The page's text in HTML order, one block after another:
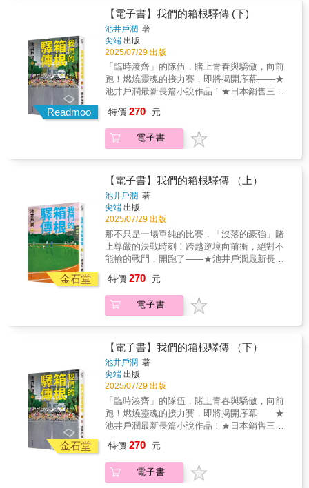
笑。但是小說就是那個讓你從日常中沉澱下
來，好好地看著，因此看出生活裂縫的契機。
──作家｜張嘉真 平凡的日子，平凡的人們。看
似平凡無奇的人生，卻蘊涵著眾多細膩轉折。
奇妙的是，生命轉彎的時刻，未必驚心動魄，
可能只是暗潮洶湧； 但身處漩渦核心的你，心
下分明，眼見命運越過分水嶺，往不可逆方向
如戲的人生嗎？ 你也曾經打開記事本，卻寫不
出心中那些幽微起伏的情緒嗎？ 這就是需要小
說家的時刻&mdash;&mdash;請讓井上荒野為
你記錄心情顫動的瞬間吧。──作家｜許菁芳 太
與曙光。 電烤盤、鑄鐵鍋、菜瓜布、銹鐵釘
&mdash;&mdash;這些尋常的食器與道具，在
她筆下成為人與自己、人與人之間彼此釋懷的
媒介。 書中的每一篇短篇小說都輕聲細語地訴
說，我們在每一段關係中可能遭遇的遺憾或緊
張； 然而，她總能在故事的最後，讓角色也讓
讀者看見溫柔的轉向。 那些不張揚的理解與放
下，成為日常裡最可貴的光，令讀者心中充滿
和解後的暖意，願意以善意與柔軟，回身看待
堆疊的不是灰塵，是各自的人生厚度， 難以釐
清的情感，真的不是一句斷捨離可以了結！──
作家｜潘家欣
突然找上門來……我之所以知情，是因為我在
現場。距離正午還有十三分鐘。再過十三分
鐘，故事就開始了。｜得獎紀錄｜ ◆東山
彰良得獎紀錄 第153回直木獎 日本文學
獎三冠達成──第34屆織田作之助獎、第69屆讀
賣文學獎、第3屆渡邊淳一文學獎 第11屆中
央公論文藝獎 第11回大藪春彥獎 第1回
「這本推理小說了不起！」大獎銀獎、讀者獎
離接力賽。明誠大學曾經是連續拿下箱根驛傳
冠軍的名校，如今卻成為他人口中「沒落的豪
強」。已經連續兩年無緣晉級決賽，對即將畢
業的主將青葉隼斗來說，十月的預賽將是他最
後的機會。隼斗身上有著「不能輸」的責任，
他必須帶領隊伍突破困境，然而，受傷的腿腳
竟然在關鍵時刻隱隱作痛……隼斗和明誠大學
有辦法跑上那條箱根之路嗎？
動百萬人的熱血作品，廣大讀者好評迴響！
「讓出社會後的我，拾起曾經遺忘的某個自
己。」（20歲男性）「感動到痛哭，一口氣讀
完，真的太棒了！」（40歲女性）「已經很久
沒因為一本書而流淚了。」（50歲男性）「當
人生快要放棄時，這本書值得一讀——新的傑
作誕生了！」（60歲男性）
Readmoo
【電子書】我們的箱根驛傳 (下)
池井戶潤 著
尖端 出版
2025/07/29 出版
「臨時湊齊」的隊伍，賭上青春與驕傲，向前
跑！燃燒靈魂的接力賽，即將揭開序幕——★
池井戶潤最新長篇小說作品！★日本銷售三個
★2024年日本亞馬遜類型小說（社會）銷售排
行第一名！
先生，竟在賽前病發入院，失去主播的消息讓
電視臺一度陷入混亂，直到「他」的出現？在
此同時，由落敗學校的主將們組成的敗部復活
陪跑隊——「關東學生連合隊」，今年竟也出
現一位想帶領隊伍，打破過往枷鎖的總教
練……？「我們的目標是——拿下等同前三名
的成績！」聞所未聞、超出過往標準的目標，
不光影響了這些敗部復活隊的學生們，也讓過
去的對手以及媒體遭逢前所未有的衝擊——賭
傳！
們的箱根驛傳》上下部曲，同步熱血上市！感
動百萬人的熱血作品，廣大讀者好評迴響！
「讓出社會後的我，拾起曾經遺忘的某個自
己。」（30歲男性）「感動到痛哭，一口氣讀
完，真的太棒了！」（40歲女性）「已經很久
沒因為一本書而流淚了。」（50歲男性）「當
人生快要放棄時，這本書值得一讀——新的傑
作誕生了！」（60歲男性）
特價 270 元
電子書
金石堂
【電子書】我們的箱根驛傳 （上）
池井戶潤 著
尖端 出版
2025/07/29 出版
那不只是一場單純的比賽，「沒落的豪強」賭
上尊嚴的決戰時刻！跨越逆境向前衝，絕對不
能輸的戰鬥，開跑了——★池井戶潤最新長篇
狂掃各大書店排行榜！★2024年日本亞馬遜類
型小說（社會）銷售排行第一名！
離接力賽。明誠大學曾經是連續拿下箱根驛傳
冠軍的名校，如今卻成為他人口中「沒落的豪
強」。已經連續兩年無緣晉級決賽，對即將畢
業的主將青葉隼斗來說，十月的預賽將是他最
後的機會。隼斗身上有著「不能輸」的責任，
他必須帶領隊伍突破困境，然而，受傷的腿腳
竟然在關鍵時刻隱隱作痛……隼斗和明誠大學
有辦法跑上那條箱根之路嗎？
動百萬人的熱血作品，廣大讀者好評迴響！
「讓出社會後的我，拾起曾經遺忘的某個自
特價 270 元
電子書
金石堂
【電子書】我們的箱根驛傳 （下）
池井戶潤 著
尖端 出版
2025/07/29 出版
「臨時湊齊」的隊伍，賭上青春與驕傲，向前
跑！燃燒靈魂的接力賽，即將揭開序幕——★
池井戶潤最新長篇小說作品！★日本銷售三個
★2024年日本亞馬遜類型小說（社會）銷售排
行第一名！
特價 270 元
電子書